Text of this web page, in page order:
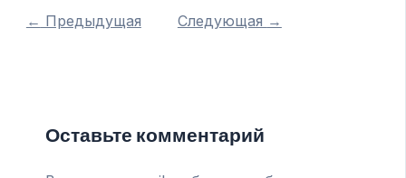
← Предыдущая Следующая →
Оставьте комментарий